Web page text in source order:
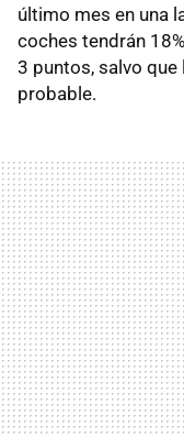
último mes en una
coches tendrán
3 puntos, salvo
probable.